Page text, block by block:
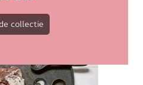
collectie